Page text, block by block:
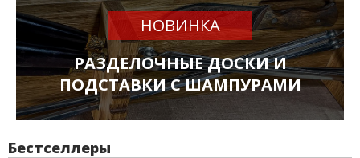
НОВИНКА
РАЗДЕЛОЧНЫЕ ДОСКИ И
ПОДСТАВКИ С ШАМПУРАМИ
Бестселлеры